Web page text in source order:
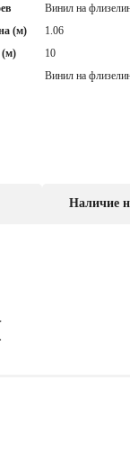
Винил на
(м)
1.06
(м)
10
Винил на
Наличие